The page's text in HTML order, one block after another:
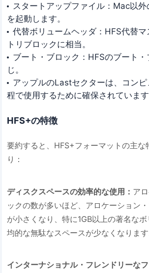
スタートアップファイル：Mac以外
を起動します。
代替ボリュームヘッダ：HFS代替マ
トリブロックに相当。
ブート・ブロック：HFSのブート・
じ。
アップルのLastセクターは、コン
程で使用するために確保されています
HFS+の特徴
要約すると、HFS+フォーマットの主な
り：
ディスクスペースの効率的な使用： ア
ックの数が多いほど、アロケーション
が小さくなり、特に1GB以上の著名な
均的な無駄なスペースが少なくなります
インターナショナル・フレンドリーなフ